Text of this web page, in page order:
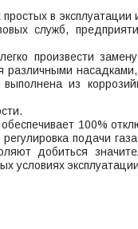
в
служб,
произвести замену
различными
из
100%
подачи
добиться
условиях